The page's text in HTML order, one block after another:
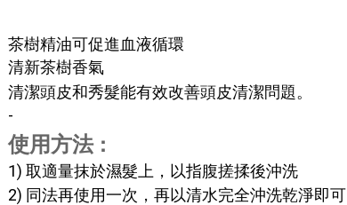
茶樹精油可促進血液循環
清新茶樹香氣
清潔頭皮和秀髮能有效改善頭皮清潔問題。
-
使用方法 :
1) 取適量抹於濕髮上，以指腹搓揉後沖洗
2) 同法再使用一次，再以清水完全沖洗乾淨即可